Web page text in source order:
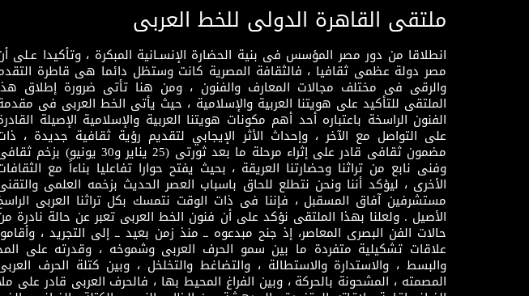
ملتقى القاهرة الدولى للخط العربى
انطلاقا من دور مصر المؤسس فى بنية الحضارة الإنسـانية المبكرة ، وتأكيدا عـلى
مصر دولة عظمى ثقافيا ، فالثقافة المصرية كانت وستظل دائما هى قاطرة
والرقى فى مختلف مجالات المعارف والفنون ، ومن هنا تأتى ضرورة إطلاق
الملتقى للتأكيد على هويتنا العربية والإسلامية ، حيث يأتى الخط العربى فى
الفنون الراسخة باعتباره أحد أهم مكونات هويتنا العربية والإسلامية الإصيلة
على التواصل مع الآخر ، وإحداث الأثر الإيجابي لتقديم رؤية ثقافية جديدة ،
مضمون ثقافى قادر على إثراء مرحلة ما بعد ثورتى (25 يناير و30 يونيو) بزخم
وفنى نابع من تراثنا وحضارتنا العريقة ، بحيث يفتح حوارا تفاعليا بناءاً مع
الأخرى ، ليؤكد أننا ونحن نتطلع للحاق باسباب العصر الحديث بزخمه العلمى
مستشرفين آفاق المسقبل ، فإننا فى ذات الوقت نتمسك بكل تراثنا العربى
الأصيل . ولعلنا بهذا الملتقى نؤكد على أن فنون الخط العربى تعبر عن حالة نادرة
حالات الفن البصرى المعاصر، إذ جنح مبدعوه ــ منذ زمن بعيد ــ إلى التجريد ،
علاقات تشكيلية متفردة ما بين سمو الحرف العربى وشموخه ، وقدرته على
والبسط ، والاستدارة والاستطالة ، والتضاغط والتخلخل ، وبين كتلة الحرف
المصمته ، المشحونة بالحركة ، وبين الفراغ المحيط بها ، فالحرف العربى قادر على